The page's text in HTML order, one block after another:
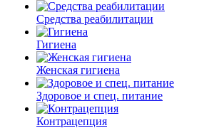
Средства реабилитации
Гигиена
Женская гигиена
Здоровое и спец. питание
Контрацепция